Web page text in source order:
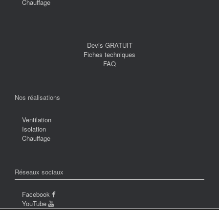
Chauffage
Devis GRATUIT
Fiches techniques
FAQ
Nos réalisations
Ventilation
Isolation
Chauffage
Réseaux sociaux
Facebook
YouTube